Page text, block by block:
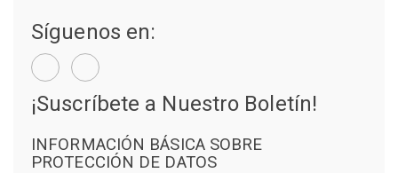
Síguenos en:
¡Suscríbete a Nuestro Boletín!
INFORMACIÓN BÁSICA SOBRE
PROTECCIÓN DE DATOS